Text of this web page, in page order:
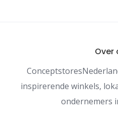
Over
inspirerende winkels,
ondernemers